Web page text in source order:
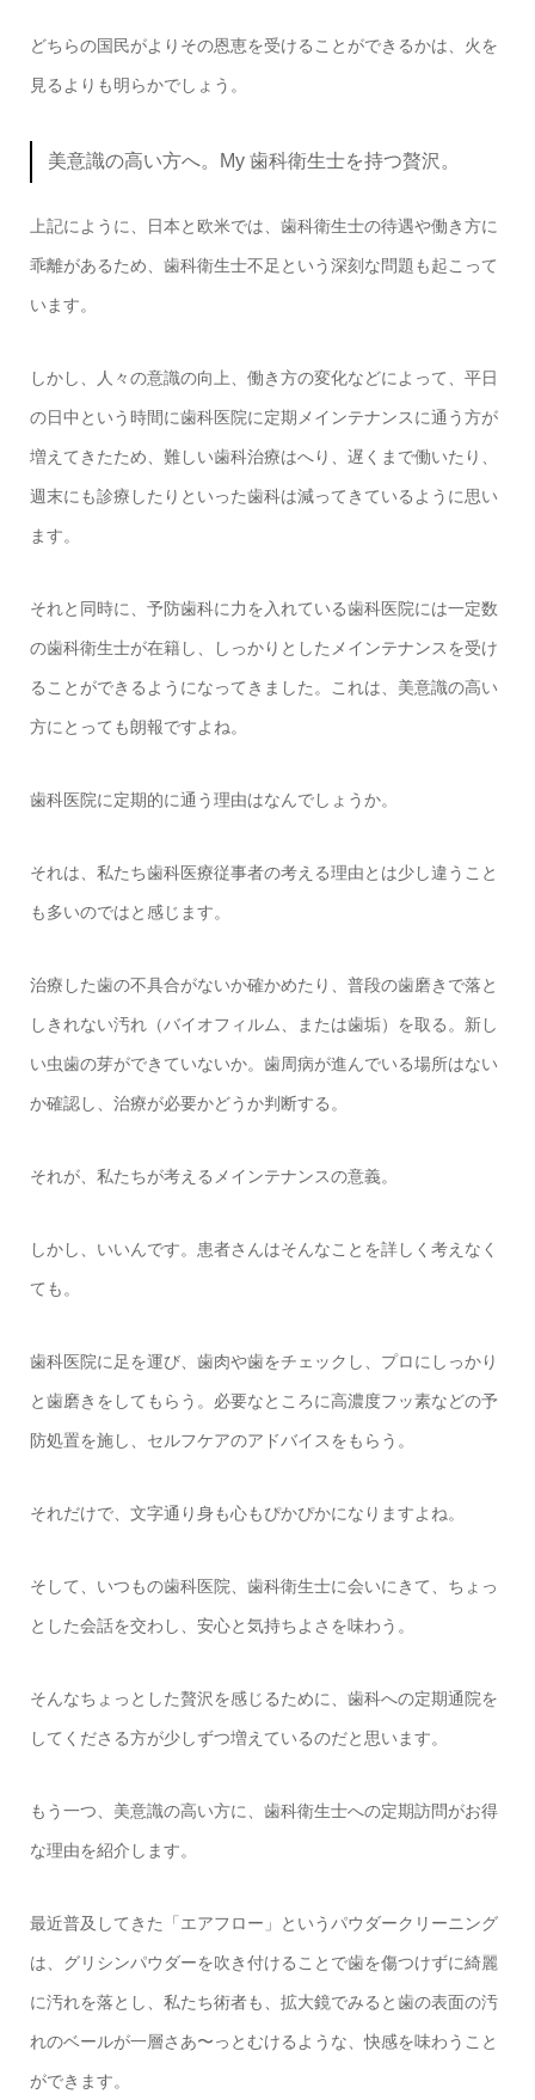
どちらの国民がよりその恩恵を受けることができるかは、火を
見るよりも明らかでしょう。
美意識の高い方へ。My 歯科衛生士を持つ贅沢。
上記にように、日本と欧米では、歯科衛生士の待遇や働き方に
乖離があるため、歯科衛生士不足という深刻な問題も起こって
います。
しかし、人々の意識の向上、働き方の変化などによって、平日
の日中という時間に歯科医院に定期メインテナンスに通う方が
増えてきたため、難しい歯科治療はへり、遅くまで働いたり、
週末にも診療したりといった歯科は減ってきているように思い
ます。
それと同時に、予防歯科に力を入れている歯科医院には一定数
の歯科衛生士が在籍し、しっかりとしたメインテナンスを受け
ることができるようになってきました。これは、美意識の高い
方にとっても朗報ですよね。
歯科医院に定期的に通う理由はなんでしょうか。
それは、私たち歯科医療従事者の考える理由とは少し違うこと
も多いのではと感じます。
治療した歯の不具合がないか確かめたり、普段の歯磨きで落と
しきれない汚れ（バイオフィルム、または歯垢）を取る。新し
い虫歯の芽ができていないか。歯周病が進んでいる場所はない
か確認し、治療が必要かどうか判断する。
それが、私たちが考えるメインテナンスの意義。
しかし、いいんです。患者さんはそんなことを詳しく考えなく
ても。
歯科医院に足を運び、歯肉や歯をチェックし、プロにしっかり
と歯磨きをしてもらう。必要なところに高濃度フッ素などの予
防処置を施し、セルフケアのアドバイスをもらう。
それだけで、文字通り身も心もぴかぴかになりますよね。
そして、いつもの歯科医院、歯科衛生士に会いにきて、ちょっ
とした会話を交わし、安心と気持ちよさを味わう。
そんなちょっとした贅沢を感じるために、歯科への定期通院を
してくださる方が少しずつ増えているのだと思います。
もう一つ、美意識の高い方に、歯科衛生士への定期訪問がお得
な理由を紹介します。
最近普及してきた「エアフロー」というパウダークリーニング
は、グリシンパウダーを吹き付けることで歯を傷つけずに綺麗
に汚れを落とし、私たち術者も、拡大鏡でみると歯の表面の汚
れのベールが一層さあ〜っとむけるような、快感を味わうこと
ができます。